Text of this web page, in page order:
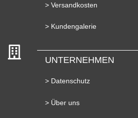
> Versandkosten
> Kundengalerie
UNTERNEHMEN
> Datenschutz
> Über uns